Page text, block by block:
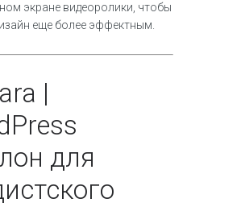
экране видеоролики, чтобы
еще более эффектным.
|
для